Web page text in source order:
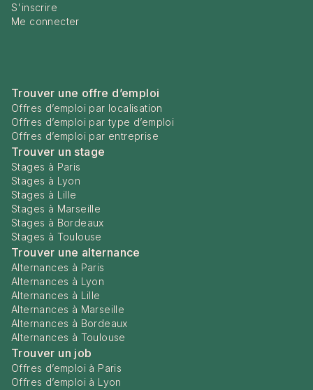
S'inscrire
Me connecter
Trouver une offre d’emploi
Offres d’emploi par localisation
Offres d’emploi par type d’emploi
Offres d’emploi par entreprise
Trouver un stage
Stages à Paris
Stages à Lyon
Stages à Lille
Stages à Marseille
Stages à Bordeaux
Stages à Toulouse
Trouver une alternance
Alternances à Paris
Alternances à Lyon
Alternances à Lille
Alternances à Marseille
Alternances à Bordeaux
Alternances à Toulouse
Trouver un job
Offres d’emploi à Paris
Offres d’emploi à Lyon